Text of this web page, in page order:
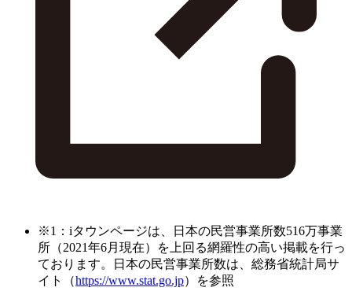
※1：iタウンページは、日本の民営事業所数516万事業
所（2021年6月現在）を上回る網羅性の高い掲載を行っ
ております。日本の民営事業所数は、総務省統計局サ
イト（https://www.stat.go.jp）を参照